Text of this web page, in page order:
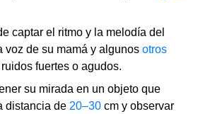
captar el ritmo y la melodía del
voz de su mamá y algunos otros
fuertes o agudos.
su mirada en un objeto que
distancia de 20–30 cm y observar